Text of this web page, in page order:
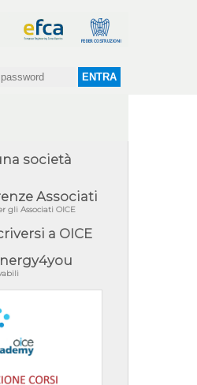
società
Associati
gli Associati OICE
a OICE